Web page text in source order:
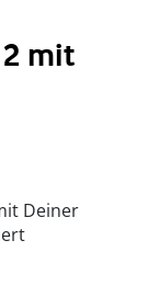
mit
Deiner